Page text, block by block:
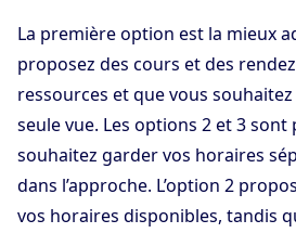
La première option est la mieux
proposez des cours et des
ressources et que vous
seule vue. Les options 2 et 3 sont
souhaitez garder vos horaires
dans l’approche. L’option 2
vos horaires disponibles, tandis